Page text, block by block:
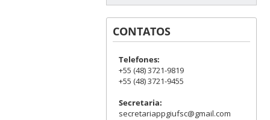
CONTATOS
Telefones:
+55 (48) 3721-9819
+55 (48) 3721-9455
Secretaria:
secretariappgiufsc@gmail.com